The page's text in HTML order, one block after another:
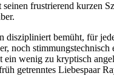
frustrierend kurzen
bemüht, für
noch
wenig zu kryptisch
getrenntes Liebespaar